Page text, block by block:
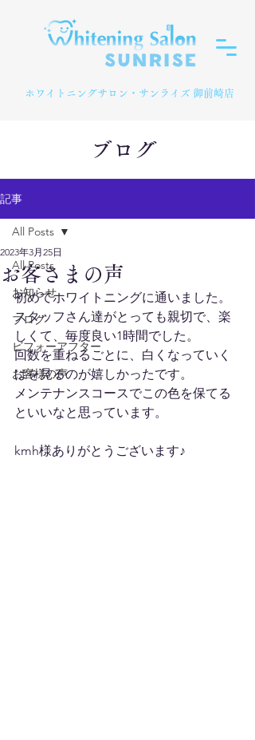
​ホワイトニングサロン・サンライズ 御前崎店
ブログ
記事
All Posts
お知らせ
ブログ
ビフォーアフター
お客様の声
All Posts
お客さまの声
2023年3月25日
初めてホワイトニングに通いました。
スタッフさん達がとっても親切で、楽
しくて、毎度良い1時間でした。
回数を重ねるごとに、白くなっていく
はを見るのが嬉しかったです。
メンテナンスコースでこの色を保てる
といいなと思っています。
kmh様ありがとうございます♪